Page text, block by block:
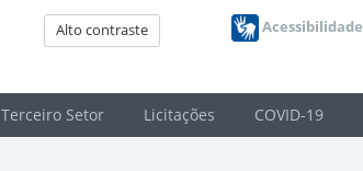
Alto contraste Acessibilidade
Terceiro Setor Licitações COVID-19